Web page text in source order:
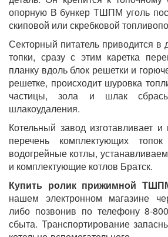
опорную В бункер ТШПМ уголь
скиповой или скребковой
Секторный питатель приводится
топки, сразу с этим каретка
планку вдоль блок решетки и
решетке, происходит шуровка
частицы, зола и шлак
шлакоудаления.
Котельный завод изготавливает
перечень комплектующих
водогрейные котлы,
и комплектующие котлов Братск.
Купить ролик прижимной
нашем электронном магазине
либо позвонив по телефону 8-
сбыта. Транспортирование